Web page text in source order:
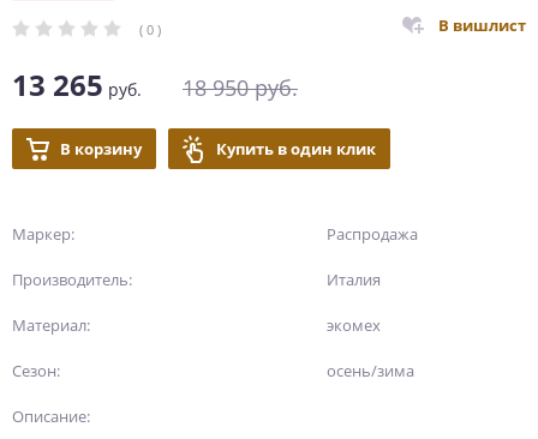
( 0 ) В вишлист
13 265 руб. 18 950руб.
В корзину Купить в один клик
Маркер: Распродажа
Производитель: Италия
Материал: экомех
Сезон: осень/зима
Описание: